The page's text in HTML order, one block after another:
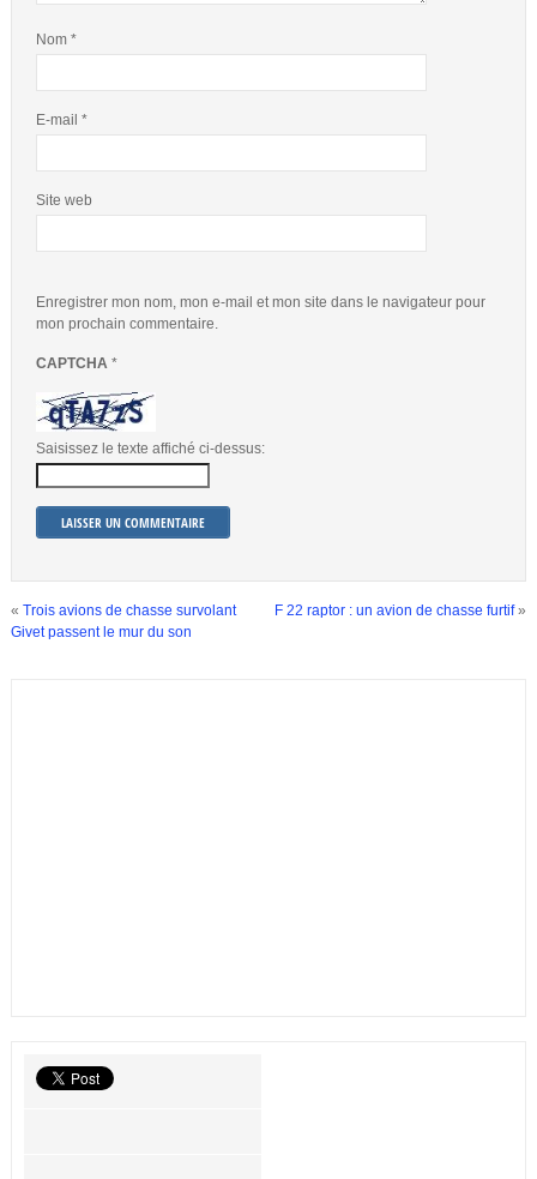
Nom *
E-mail *
Site web
Enregistrer mon nom, mon e-mail et mon site dans le navigateur pour
mon prochain commentaire.
CAPTCHA *
Saisissez le texte affiché ci-dessus:
« Trois avions de chasse survolant
Givet passent le mur du son
F 22 raptor : un avion de chasse furtif»